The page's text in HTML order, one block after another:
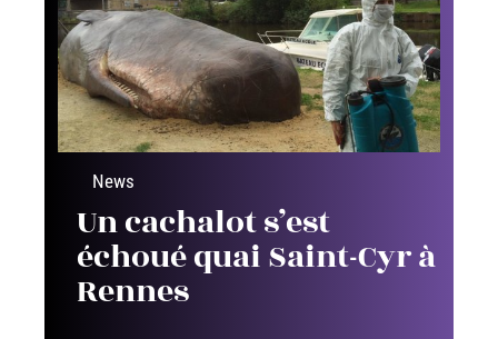
News
Un cachalot s’est
échoué quai Saint-Cyr à
Rennes